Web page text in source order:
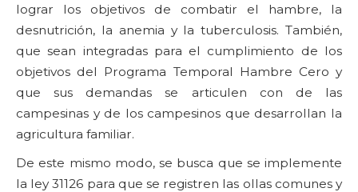
lograr los objetivos de combatir el hambre, la
desnutrición, la anemia y la tuberculosis. También,
que sean integradas para el cumplimiento de los
objetivos del Programa Temporal Hambre Cero y
que sus demandas se articulen con de las
campesinas y de los campesinos que desarrollan la
agricultura familiar.
De este mismo modo, se busca que se implemente
la ley 31126 para que se registren las ollas comunes y